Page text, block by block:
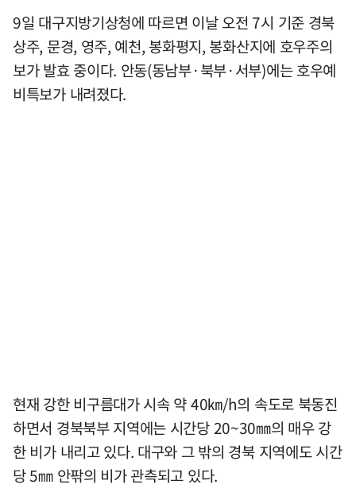
9일 대구지방기상청에 따르면 이날 오전 7시 기준 경북
상주, 문경, 영주, 예천, 봉화평지, 봉화산지에 호우주의
보가 발효 중이다. 안동(동남부·북부·서부)에는 호우예
비특보가 내려졌다.
현재 강한 비구름대가 시속 약 40㎞/h의 속도로 북동진
하면서 경북북부 지역에는 시간당 20~30㎜의 매우 강
한 비가 내리고 있다. 대구와 그 밖의 경북 지역에도 시간
당 5㎜ 안팎의 비가 관측되고 있다.